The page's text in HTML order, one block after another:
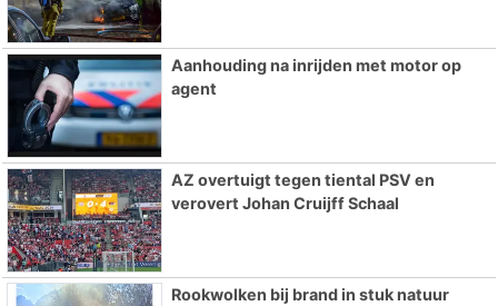
Aanhouding na inrijden met motor op
agent
AZ overtuigt tegen tiental PSV en
verovert Johan Cruijff Schaal
Rookwolken bij brand in stuk natuur